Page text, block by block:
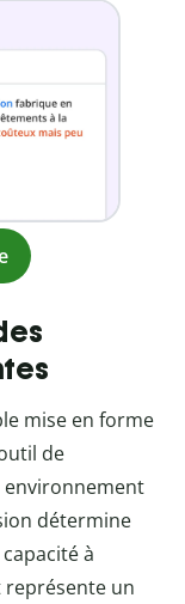
mise en forme
de
environnement
détermine
à
un